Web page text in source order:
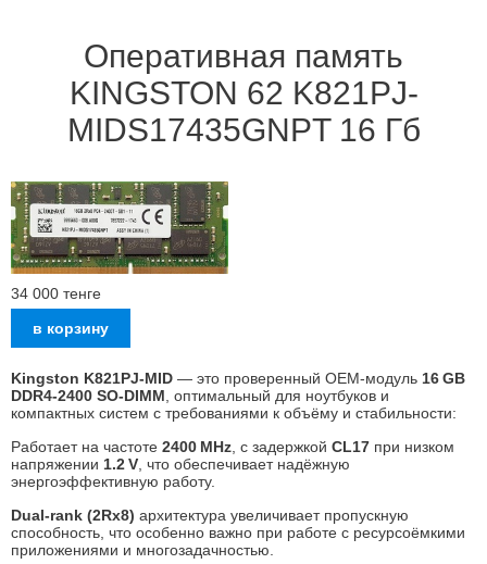
Оперативная память
KINGSTON 62 K821PJ-
MIDS17435GNPT 16 Гб
34 000 тенге
Kingston K821PJ‑MID — это проверенный OEM‑модуль 16 GB
DDR4‑2400 SO‑DIMM , оптимальный для ноутбуков и
компактных систем с требованиями к объёму и стабильности:
Работает на частоте 2400 MHz , с задержкой CL17 при низком
напряжении 1.2 V , что обеспечивает надёжную
энергоэффективную работу.
Dual‑rank (2Rx8) архитектура увеличивает пропускную
способность, что особенно важно при работе с ресурсоёмкими
приложениями и многозадачностью.